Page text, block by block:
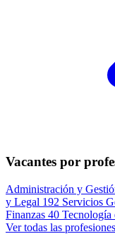
Vacantes por
Administración y
y Legal 192 Servicios
Finanzas 40 Tecnología
Ver todas las profesiones